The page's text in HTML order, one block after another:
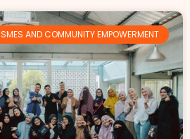
SMES AND COMMUNITY EMPOWERMENT